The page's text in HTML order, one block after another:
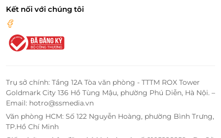
Ngoài ra, không gian tại Chang Nails cũng là một
điểm cộng lớn, với thiết kế hiện đại, sạch sẽ và thoải
mái, mang đến cho khách hàng một trải nghiệm thư
giúp khách hàng không chỉ làm đẹp mà còn thư
giãn, giải tỏa căng thẳng.
LifeLink - Nơi Sở Hữu Những Deal Làm
Đẹp Giá Ưu Đãi, Hấp Dẫn
Kết nối với chúng tôi
Trụ sở chính: Tầng 12A Tòa văn phòng - TTTM ROX Tower
Goldmark City 136 Hồ Tùng Mậu, phường Phú Diễn, Hà Nội. –
Email: hotro@ssmedia.vn
Văn phòng HCM: Số 122 Nguyễn Hoàng, phường Bình Trưng,
TP.Hồ Chí Minh